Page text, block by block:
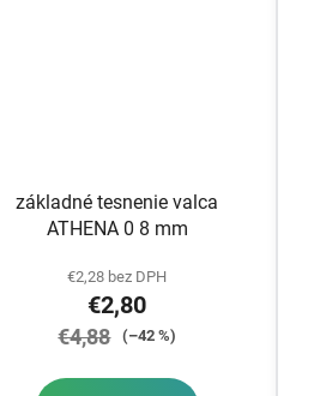
základné tesnenie valca
ATHENA 0 8 mm
€2,28 bez DPH
€2,80
€4,88 (–42 %)